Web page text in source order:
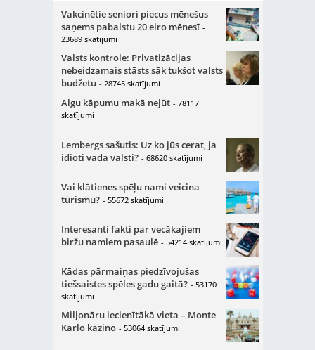
Vakcinētie seniori piecus mēnešus
saņems pabalstu 20 eiro mēnesī -
23689 skatījumi
Valsts kontrole: Privatizācijas
nebeidzamais stāsts sāk tukšot valsts
budžetu - 28745 skatījumi
Algu kāpumu makā nejūt - 78117
skatījumi
Lembergs sašutis: Uz ko jūs cerat, ja
idioti vada valsti? - 68620 skatījumi
Vai klātienes spēļu nami veicina
tūrismu? - 55672 skatījumi
Interesanti fakti par vecākajiem
biržu namiem pasaulē - 54214 skatījumi
Kādas pārmaiņas piedzīvojušas
tiešsaistes spēles gadu gaitā? - 53170
skatījumi
Miljonāru iecienītākā vieta – Monte
Karlo kazino - 53064 skatījumi